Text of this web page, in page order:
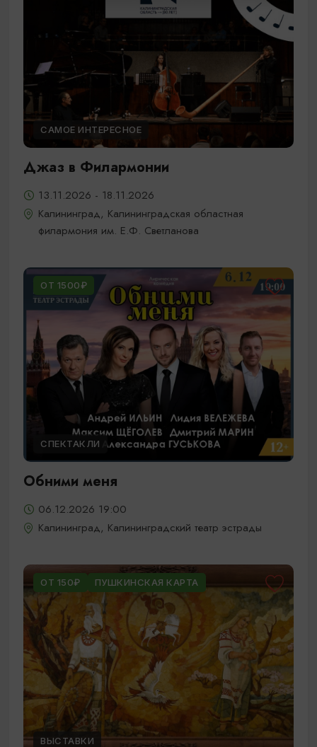
САМОЕ ИНТЕРЕСНОЕ
Джаз в Филармонии
13.11.2026 - 18.11.2026
Калининград, Калининградская областная
филармония им. Е.Ф. Светланова
ОТ 1500₽
СПЕКТАКЛИ
Обними меня
06.12.2026 19:00
Калининград, Калининградский театр эстрады
ОТ 150₽ ПУШКИНСКАЯ КАРТА
ВЫСТАВКИ